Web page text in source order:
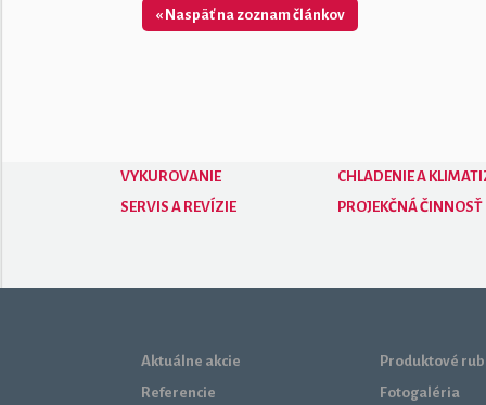
« Naspäť na zoznam článkov
VYKUROVANIE
CHLADENIE A
SERVIS A REVÍZIE
PROJEKČNÁ ČINNOSŤ
Aktuálne akcie
Referencie
Produktové
Fotogaléria